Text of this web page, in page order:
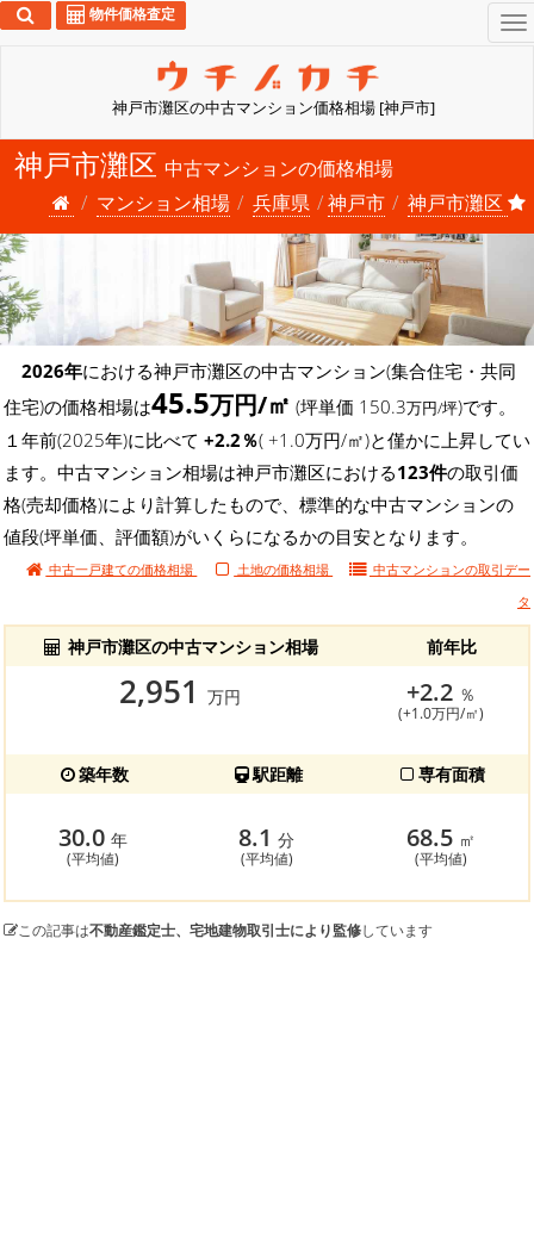
神戸市灘区の中古マンション価格相場 [神戸市]
物件価格査定
神戸市灘区 中古マンションの価格相場
マンション相場
兵庫県 神戸市 神戸市灘区
2026年における神戸市灘区の中古マンション(集合住宅・共同
住宅)の価格相場は45.5万円/㎡ (坪単価 150.3万円/坪)です。
１年前(2025年)に比べて +2.2％( +1.0万円/㎡)と僅かに上昇してい
ます。中古マンション相場は神戸市灘区における123件の取引価
格(売却価格)により計算したもので、標準的な中古マンションの
値段(坪単価、評価額)がいくらになるかの目安となります。
中古一戸建ての価格相場 土地の価格相場 中古マンションの取引デー
タ
神戸市灘区の中古マンション相場 前年比
2,951 万円 +2.2 ％
(+1.0万円/㎡)
築年数 駅距離 専有面積
30.0 年
(平均値)
8.1分
(平均値)
68.5 ㎡
(平均値)
この記事は不動産鑑定士、宅地建物取引士により監修しています